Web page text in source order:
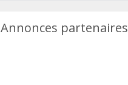
Annonces partenaires